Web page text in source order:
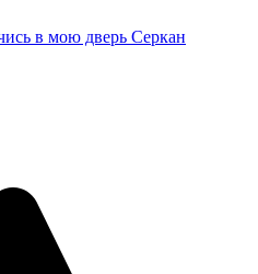
в мою дверь Серкан